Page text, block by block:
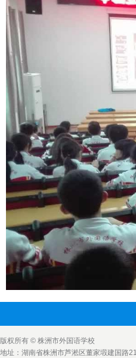
版权所有 © 株洲市外国语学校
地址：湖南省株洲市芦淞区董家塅建国路